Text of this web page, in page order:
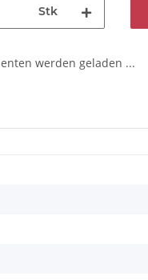
Stk
werden geladen ...